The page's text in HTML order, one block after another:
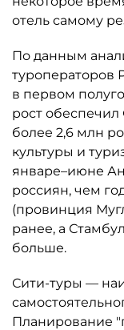
отель самому
По данным
туроператоров
в первом
рост обеспечил
более 2,6 млн
культуры и
январе–июне
россиян, чем
(провинция
ранее, а
больше.
Сити-туры —
Планирование